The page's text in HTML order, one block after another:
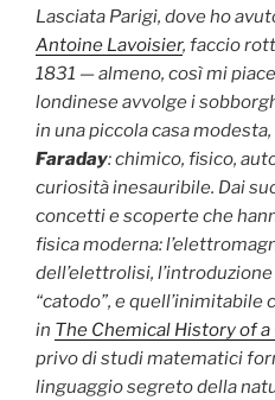
Lasciata Parigi, dove ho
Antoine Lavoisier, faccio
1831 — almeno, così mi
londinese avvolge i
in una piccola casa
Faraday: chimico, fisico,
curiosità inesauribile. Dai
concetti e scoperte che
fisica moderna:
dell’elettrolisi,
“catodo”, e
in The Chemical History of a
privo di studi matematici
linguaggio segreto della